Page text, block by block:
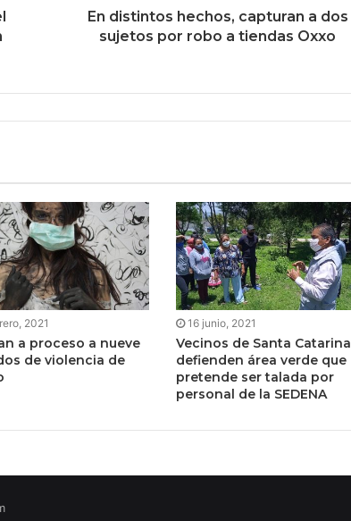
En distintos hechos, capturan a dos
sujetos por robo a tiendas Oxxo
2021
a proceso a nueve
de violencia de
16 junio, 2021
Vecinos de Santa Catarina
defienden área verde que
pretende ser talada por
personal de la SEDENA